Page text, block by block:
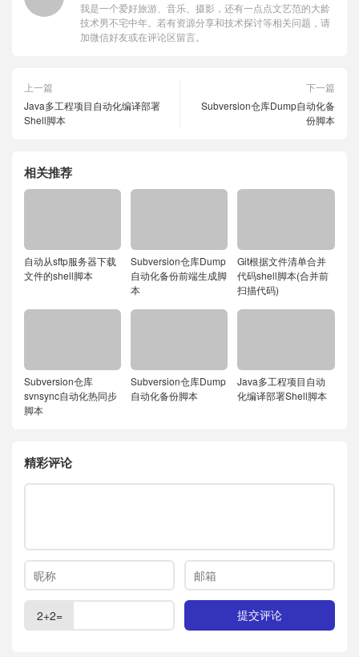
我是一个爱好旅游、音乐、摄影，还有一点点文艺范的大龄
技术男不宅中年。若有资源分享和技术探讨等相关问题，请
加微信好友或在评论区留言。
上一篇
Java多工程项目自动化编译部署
Shell脚本
下一篇
Subversion仓库Dump自动化备
份脚本
相关推荐
自动从sftp服务器下载
文件的shell脚本
Subversion仓库Dump
自动化备份前端生成脚
本
Git根据文件清单合并
代码shell脚本(合并前
扫描代码)
Subversion仓库
svnsync自动化热同步
脚本
Subversion仓库Dump
自动化备份脚本
Java多工程项目自动
化编译部署Shell脚本
精彩评论
2+2=